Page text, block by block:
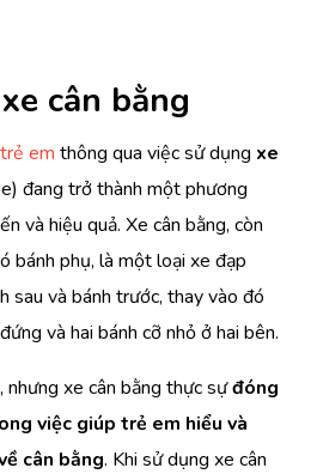
cân bằng
em thông qua việc sử dụng xe
đang trở thành một phương
và hiệu quả. Xe cân bằng, còn
bánh phụ, là một loại xe đạp
sau và bánh trước, thay vào đó
và hai bánh cỡ nhỏ ở hai bên.
nhưng xe cân bằng thực sựđóng
việc giúp trẻ em hiểu và
cân bằng. Khi sử dụng xe cân